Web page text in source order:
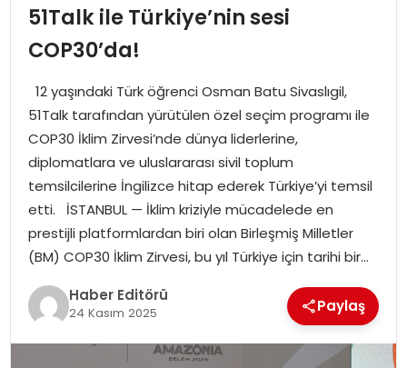
TEKNOLOJI
EĞITIM
MAGAZIN
SPOR
YAŞAM
51Talk ile Türkiye’nin sesi
COP30’da!
12 yaşındaki Türk öğrenci Osman Batu Sivaslıgil,
51Talk tarafından yürütülen özel seçim programı ile
COP30 İklim Zirvesi’nde dünya liderlerine,
diplomatlara ve uluslararası sivil toplum
temsilcilerine İngilizce hitap ederek Türkiye’yi temsil
etti. İSTANBUL — İklim kriziyle mücadelede en
prestijli platformlardan biri olan Birleşmiş Milletler
(BM) COP30 İklim Zirvesi, bu yıl Türkiye için tarihi bir…
Haber Editörü
24 Kasım 2025 Paylaş